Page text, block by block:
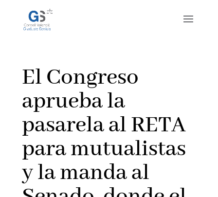
El Congreso
aprueba la
pasarela al RETA
para mutualistas
y la manda al